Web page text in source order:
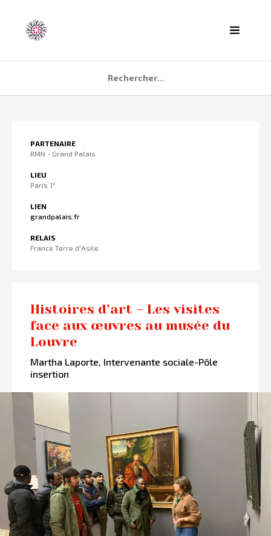
PARTENAIRE
RMN - Grand Palais
LIEU
Paris 1°
LIEN
grandpalais.fr
RELAIS
France Terre d'Asile
Histoires d’art – Les visites
face aux œuvres au musée du
Louvre
Martha Laporte, Intervenante sociale-Pôle
insertion